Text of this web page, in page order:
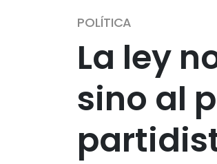
POLÍTICA
La ley
sino al